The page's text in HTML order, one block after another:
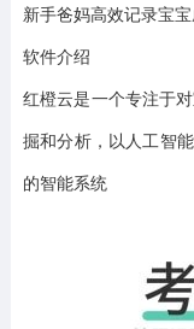
新手爸妈高效记录宝
软件介绍
红橙云是一个专注于
掘和分析，以人工智
的智能系统